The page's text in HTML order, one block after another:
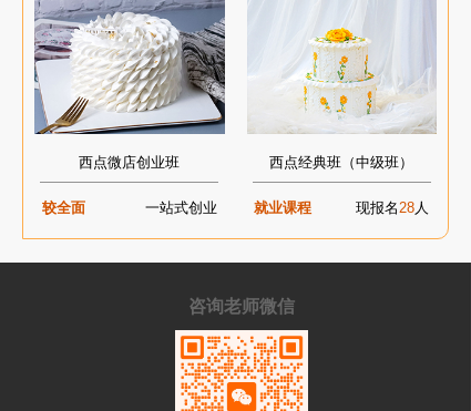
西点微店创业班
较全面 一站式创业
西点经典班（中级班）
就业课程 现报名28人
咨询老师微信